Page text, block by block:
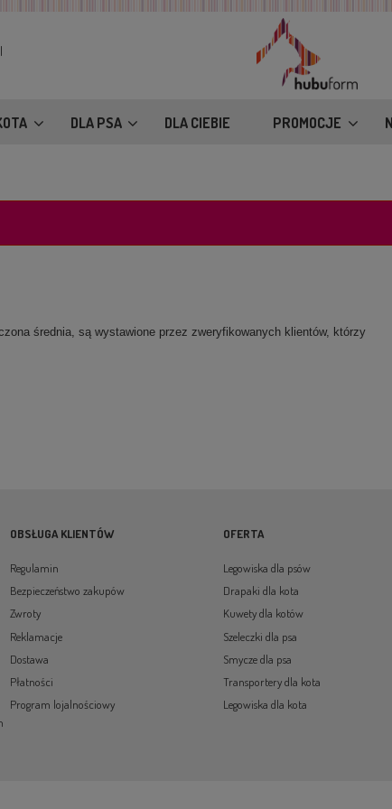
DLA PSA DLA CIEBIE PROMOCJE
średnia, są wystawione przez zweryfikowanych klientów, którzy
OBSŁUGA KLIENTÓW
Regulamin
Bezpieczeństwo zakupów
Zwroty
Reklamacje
Dostawa
Płatności
Program lojalnościowy
OFERTA
Legowiska dla psów
Drapaki dla kota
Kuwety dla kotów
Szeleczki dla psa
Smycze dla psa
Transportery dla kota
Legowiska dla kota